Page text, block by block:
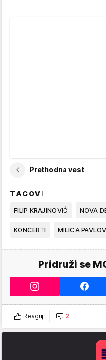
Prethodna vest
TAGOVI
FILIP KRAJINOVIĆ NOVA
KONCERTI MILICA
Pridruži se
Reaguj 2